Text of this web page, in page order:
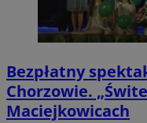
Bezpłatny
Chorzowie.
Maciejkowicach